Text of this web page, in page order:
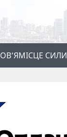
МІСЦЕ СИЛИ